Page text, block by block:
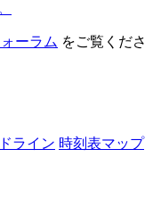
ーラム をご覧くださ
ライン 時刻表マップ